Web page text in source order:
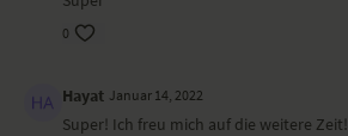
0
Hayat Januar 14, 2022
Super! Ich freu mich auf die weitere Zeit!